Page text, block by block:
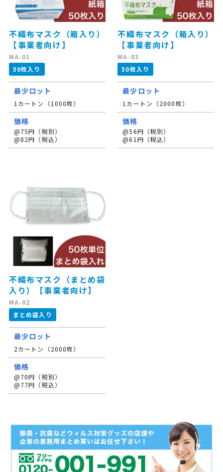
不織布マスク（箱入り）
【事業者向け】
MA-01
50枚入り
最少ロット
1カートン（1000枚）
価格
@75円（税別）
@82円（税込）
不織布マスク（箱入り）
【事業者向け】
MA-03
50枚入り
最少ロット
1カートン（2000枚）
価格
@56円（税別）
@61円（税込）
不織布マスク（まとめ袋
入り）【事業者向け】
MA-02
まとめ袋入り
最少ロット
2カートン（2000枚）
価格
@70円（税別）
@77円（税込）